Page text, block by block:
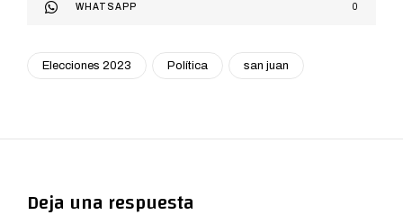
WHATSAPP 0
Elecciones 2023 Política san juan
Deja una respuesta